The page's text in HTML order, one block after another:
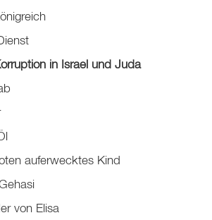
in Israel und Juda
auferwecktes Kind
von Elisa